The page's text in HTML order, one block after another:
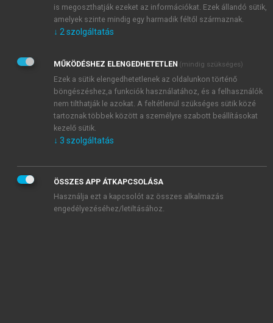
Kérek értesítést a MeRSZ újdonságairól, akcióiról.
Kérek értesítést az Akadémiai Kiadó Zrt. újdonságairól,
Adatkezelési tájékoztatóbanfoglaltakat tudomásul
veszem és elfogadom.
Általános vásárlási feltételeket, valamint a szotar.netés a
mersz.huoldalak licencszerződéseiben foglaltakat
tudomásul veszem és elfogadom.
KIPRÓBÁLOM
is megoszthatják ezeket az információkat. Ezek állandó sütik,
amelyek szinte mindig egy harmadik féltől származnak.
↓ 2 szolgáltatás
MŰKÖDÉSHEZ ELENGEDHETETLEN (mindig szükséges)
Ezek a sütik elengedhetetlenek az oldalunkon történő
böngészéshez,a funkciók használatához, és a felhasználók
nem tilthatják le azokat. A feltétlenül szükséges sütik közé
tartoznak többek között a személyre szabott beállításokat
kezelő sütik.
↓ 3 szolgáltatás
ÖSSZES APP ÁTKAPCSOLÁSA
Használja ezt a kapcsolót az összes alkalmazás
engedélyezéséhez/letiltásához.